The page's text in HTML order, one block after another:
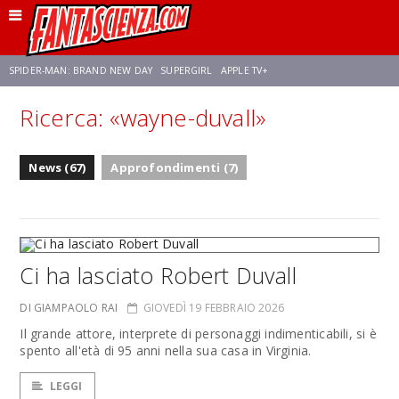
SPIDER-MAN: BRAND NEW DAY SUPERGIRL APPLE TV+
FRANCO RICCIARDIELLO ZENDAYA STAR TREK AVENGERS: DOOMSDAY
Ricerca: «wayne-duvall»
News (67) Approfondimenti (7)
Ci ha lasciato Robert Duvall
DI GIAMPAOLO RAI GIOVEDÌ 19 FEBBRAIO 2026
Il grande attore, interprete di personaggi indimenticabili, si è
spento all'età di 95 anni nella sua casa in Virginia.
LEGGI